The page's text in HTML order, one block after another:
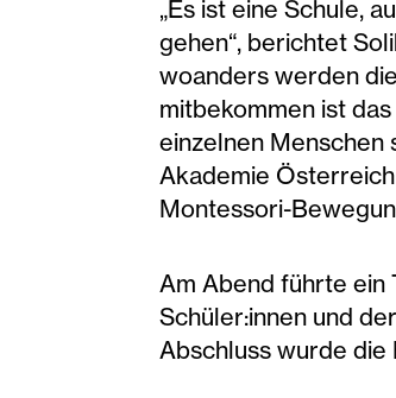
„Es ist eine Schule,
gehen“, berichtet
woanders werden
mitbekommen ist
einzelnen Menschen
Akademie
Montessori-
Am Abend führte
Schüler:innen und
Abschluss wurde die